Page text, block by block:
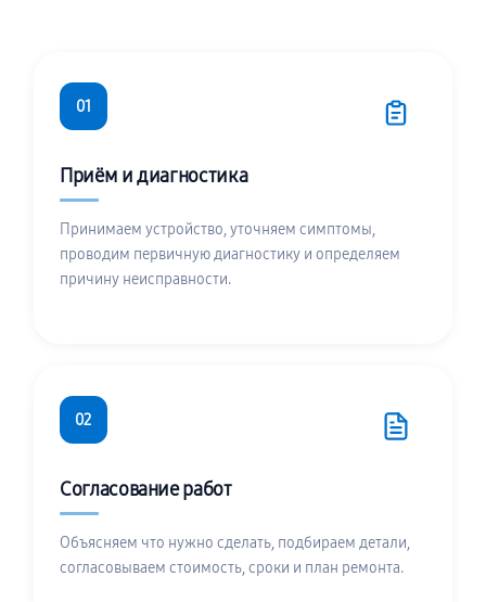
01
Приём и диагностика
Принимаем устройство, уточняем симптомы,
проводим первичную диагностику и определяем
причину неисправности.
02
Согласование работ
Объясняем что нужно сделать, подбираем детали,
согласовываем стоимость, сроки и план ремонта.